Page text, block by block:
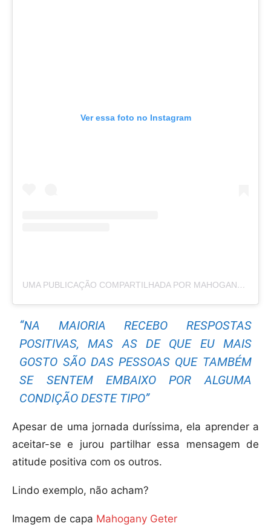
Ver essa foto no Instagram
UMA PUBLICAÇÃO COMPARTILHADA POR MAHOGANY GETER (@LYMPH.GODDESS23)
“NA MAIORIA RECEBO RESPOSTAS
POSITIVAS, MAS AS DE QUE EU MAIS
GOSTO SÃO DAS PESSOAS QUE TAMBÉM
SE SENTEM EMBAIXO POR ALGUMA
CONDIÇÃO DESTE TIPO”
Apesar de uma jornada duríssima, ela aprender a
aceitar-se e jurou partilhar essa mensagem de
atitude positiva com os outros.
Lindo exemplo, não acham?
Imagem de capa Mahogany Geter